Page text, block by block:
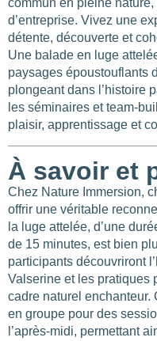
commun en pleine
d’entreprise. Vivez une
détente, découverte et
Une balade en luge
paysages époustouflants
plongeant dans l’histoire
les séminaires et team-
plaisir, apprentissage et
À savoir et
Chez Nature Immersion,
offrir une véritable
la luge attelée, d’une
de 15 minutes, est bien
participants découvriront
Valserine et les pratiques
cadre naturel enchanteur.
en groupe pour des
l’après-midi, permettant
2